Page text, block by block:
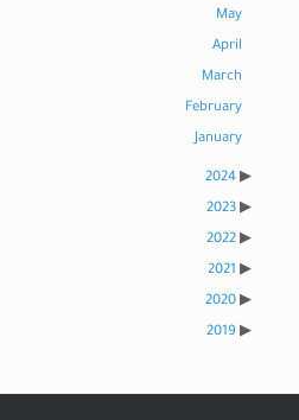
May
April
March
February
January
2024
2023
2022
2021
2020
2019